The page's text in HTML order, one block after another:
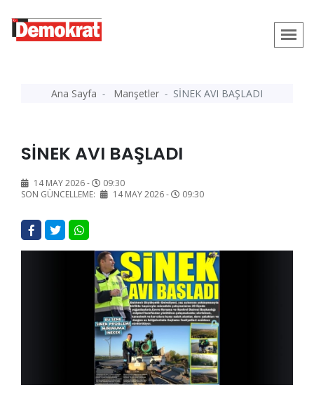
Ana Sayfa Manşetler SİNEK AVI BAŞLADI
SİNEK AVI BAŞLADI
14 MAY 2026 -
09:30
SON GÜNCELLEME:
14 MAY 2026 - 09:30